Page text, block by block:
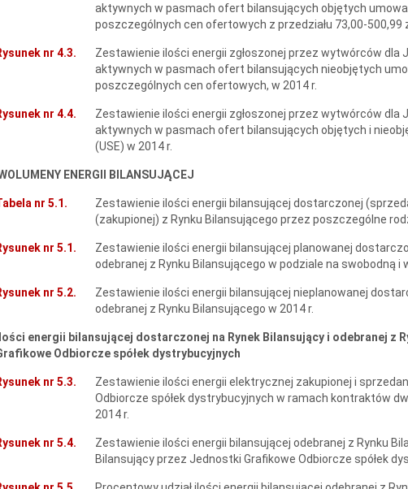
aktywnych w pasmach ofert bilansujących objętych
poszczególnych cen ofertowych z przedziału 73,00-500,99
nr 4.3.
Zestawienie ilości energii zgłoszonej przez wytwórców dla
aktywnych w pasmach ofert bilansujących nieobjętych
poszczególnych cen ofertowych, w 2014 r.
nr 4.4.
Zestawienie ilości energii zgłoszonej przez wytwórców dla
aktywnych w pasmach ofert bilansujących objętych i
(USE) w 2014 r.
ENERGII BILANSUJĄCEJ
nr 5.1.
Zestawienie ilości energii bilansującej dostarczonej
(zakupionej) z Rynku Bilansującego przez poszczególne
nr 5.1.
Zestawienie ilości energii bilansującej planowanej
odebranej z Rynku Bilansującego w podziale na swobodną i
nr 5.2.
Zestawienie ilości energii bilansującej nieplanowanej
odebranej z Rynku Bilansującego w 2014 r.
Ilości energii bilansującej dostarczonej na Rynek Bilansujący i odebranej z
Odbiorcze spółek dystrybucyjnych
nr 5.3.
Zestawienie ilości energii elektrycznej zakupionej i
Odbiorcze spółek dystrybucyjnych w ramach kontraktów
2014 r.
nr 5.4.
Zestawienie ilości energii bilansującej odebranej z Rynku
Bilansujący przez Jednostki Grafikowe Odbiorcze spółek